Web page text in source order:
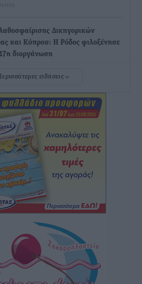
Δικηγορικών
και Κύπρου: Η Ρόδος φιλοξένησε
διοργάνωση
«Φωτιά» τα ενοίκια σε Αθήνα και
800 ευρώ στο Ρέθυμνο
«κρεσέντο» προκλήσεων στο Αιγαίο
και παραβιάσεις
2026 έως τις 31 Αυγούστου – Τι
οι καταναλωτές
η ηλεκτρική διασύνδεση των
ειδήσεις